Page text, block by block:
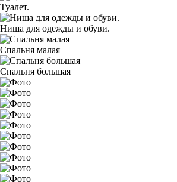
Туалет.
Ниша для одежды и обуви.
Спальня малая
Спальня большая